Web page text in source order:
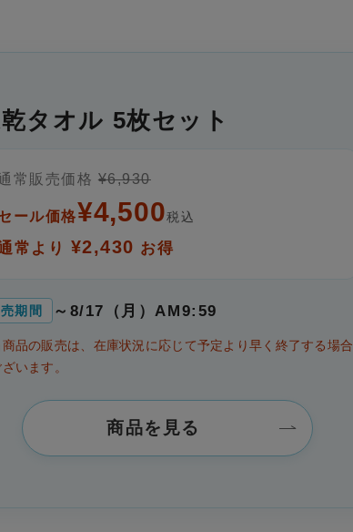
タオル 5枚セット
常販売価格 ¥6,930
ール価格¥4,500税込
常より ¥2,430 お得
期間 ～8/17（月）AM9:59
品の販売は、在庫状況に応じて予定より早く終了する場合
います。
商品を見る